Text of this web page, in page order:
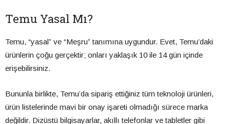
Temu Yasal Mı?
Temu, “yasal” ve “Meşru” tanımına uygundur. Evet, Temu’daki
ürünlerin çoğu gerçektir; onları yaklaşık 10 ile 14 gün içinde
erişebilirsiniz.
Bununla birlikte, Temu’da sipariş ettiğiniz tüm teknoloji ürünleri,
ürün listelerinde mavi bir onay işareti olmadığı sürece marka
değildir. Dizüstü bilgisayarlar, akıllı telefonlar ve tabletler gibi